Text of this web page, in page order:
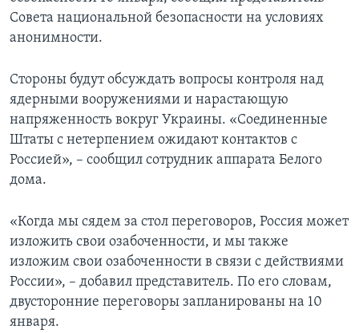
Совета национальной безопасности на условиях
анонимности.
Стороны будут обсуждать вопросы контроля над
ядерными вооружениями и нарастающую
напряженность вокруг Украины. «Соединенные
Штаты с нетерпением ожидают контактов с
Россией», – сообщил сотрудник аппарата Белого
дома.
«Когда мы сядем за стол переговоров, Россия может
изложить свои озабоченности, и мы также
изложим свои озабоченности в связи с действиями
России», – добавил представитель. По его словам,
двусторонние переговоры запланированы на 10
января.